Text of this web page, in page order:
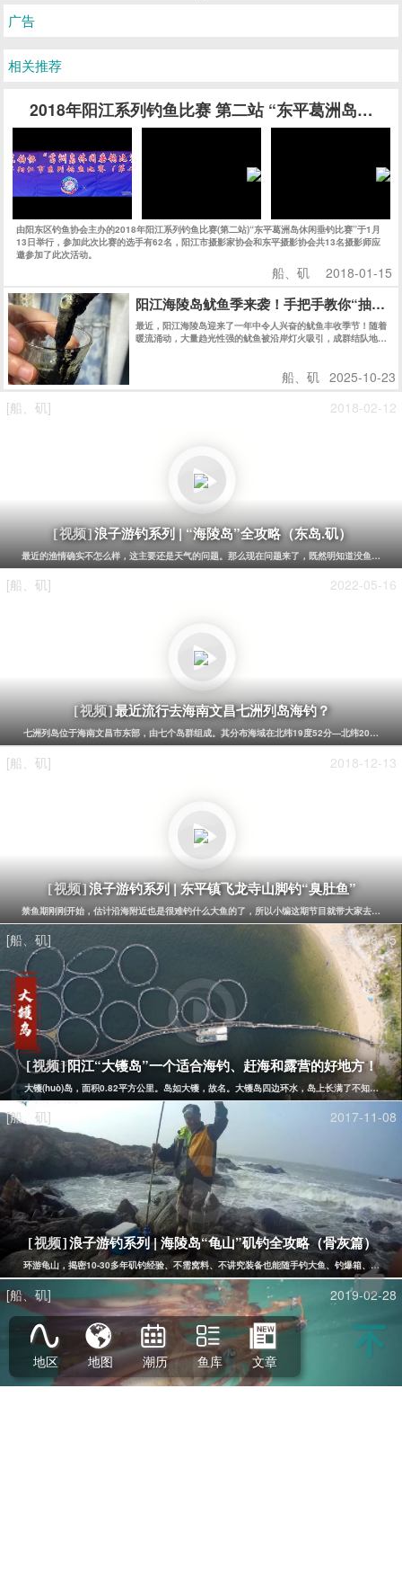
[视频]浪子游钓系列 | “海陵岛”全攻略（东岛.矶）
最近的渔情确实不怎么样，这主要还是天气的问题。那么现在问题来了，既然明知道没鱼还花
[船、矶] 2022-05-16
[视频] 最近流行去海南文昌七洲列岛海钓？
七洲列岛位于海南文昌市东部，由七个岛群组成。其分布海域在北纬19度52分—北纬20度，
[船、矶] 2018-12-13
[视频]浪子游钓系列 | 东平镇飞龙寺山脚钓“臭肚鱼”
禁鱼期刚刚开始，估计沿海附近也是很难钓什么大鱼的了，所以小编这期节目就带大家去东平
[船、矶] 2021-08-15
[视频]阳江“大镬岛”一个适合海钓、赶海和露营的好地方！
大镬(huò)岛，面积0.82平方公里。岛如大镬，故名。大镬岛四边环水，岛上长满了不知名的
[船、矶] 2017-11-08
[视频]浪子游钓系列 | 海陵岛“龟山”矶钓全攻略（骨灰篇）
环游龟山，揭密10-30多年矶钓经验、不需窝料、不讲究装备也能随手钓大鱼、钓爆箱、追求"
[船、矶] 2019-02-28
[视频]担杆湿蛋猎鱿记
自从上次从担杆岛回来之后，一直念念不忘。不过由于时间关系，这次选择了担杆岛3天游。
Eisk.CN.All rights reserved
sitemap
粤公网安备 44170202000142号
粤ICP备14100453号-1
潮汐精灵
潮汐表精灵
地区 地图 潮历 鱼库 文章